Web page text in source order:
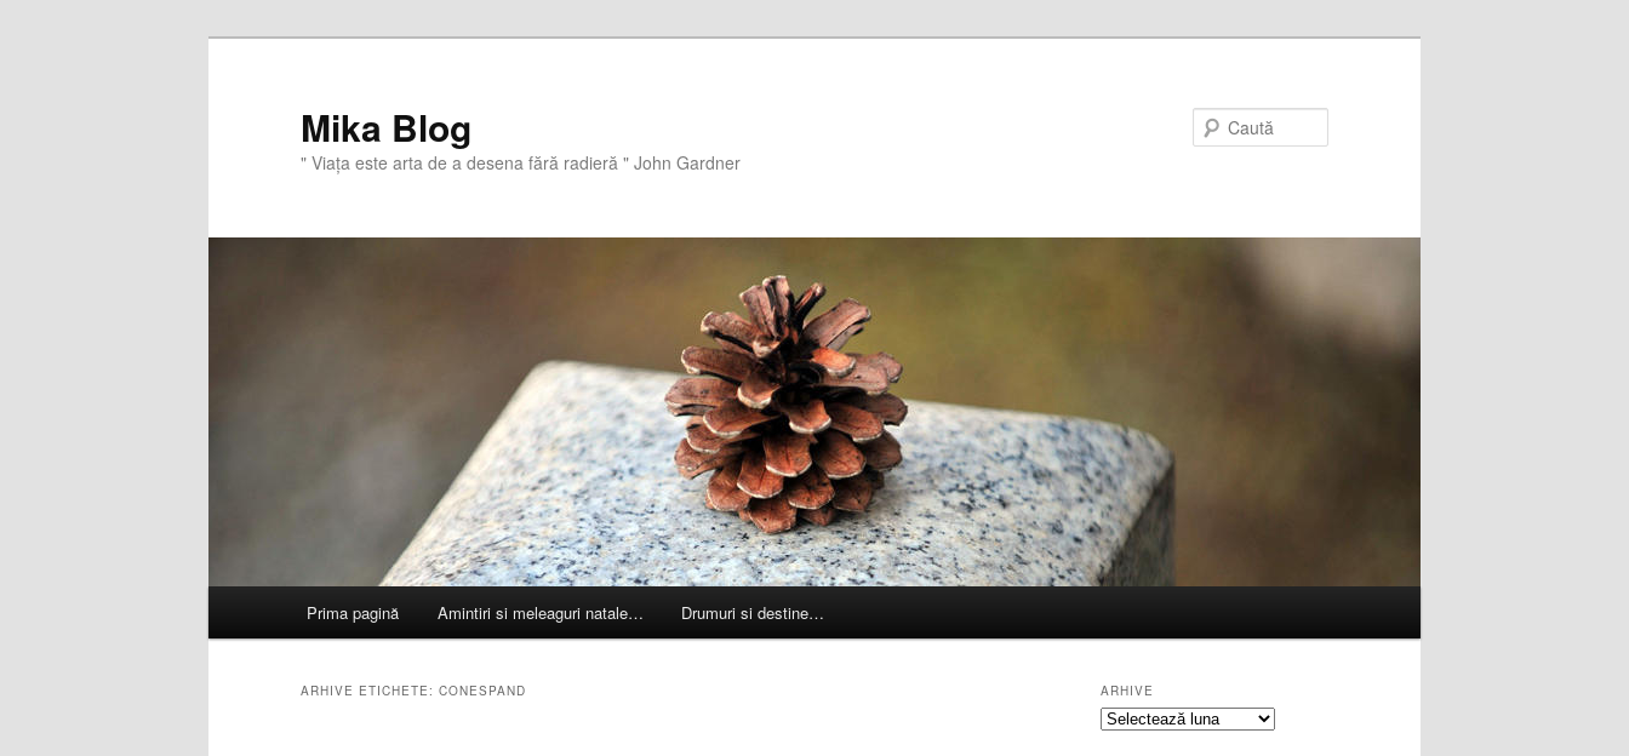
Mika Blog
" Viaţa este arta de a desena fără radieră " John Gardner
Prima pagină Amintiri si meleaguri natale… Drumuri si destine…
ARHIVE ETICHETE: CONESPAND ARHIVE
Arhive